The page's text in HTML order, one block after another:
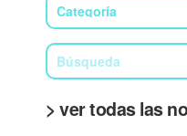
> ver todas las